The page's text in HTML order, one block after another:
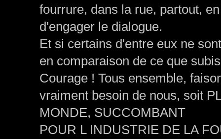
fourrure, dans la rue, partout,
d'engager le dialogue.
Et si certains d'entre eux ne
en comparaison de ce que
Courage ! Tous ensemble,
vraiment besoin de nous, soit
MONDE, SUCCOMBANT
POUR L INDUSTRIE DE LA